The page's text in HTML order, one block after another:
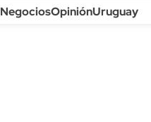
NegociosOpiniónUruguay